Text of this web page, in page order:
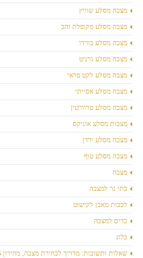
מצבה מסלע שוויץ
מצבה מסלע מקופלת זהב
מצבה מסלע בורדו
מצבה מסלע גרניט
מצבה מסלע לקט פראי
מצבה מסלע אסייתי
מצבה מסלע טרוורטין
מצבות מסלע אוניקס
מצבה מסלע ירדן
מצבה מסלע טוף
מצבה
בתי נר למצבה
לבבות מאבן לקישוט
כדים למצבה
בלוג
שאלות ותשובות: מדריך לבחירת מצבה, מחירון 2026 וסוגי אבנים